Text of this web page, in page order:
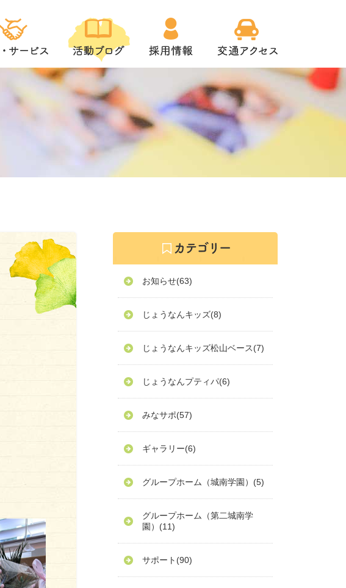
お知らせ(63)
じょうなんキッズ(8)
じょうなんキッズ松山ベース(7)
じょうなんプティパ(6)
みなサポ(57)
ギャラリー(6)
グループホーム（城南学園） (5)
グループホーム（第二城南学
園） (11)
サポート (90)